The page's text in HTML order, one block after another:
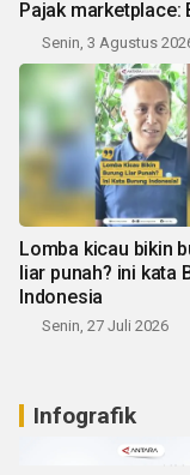
Pajak marketplace:
Senin, 3 Agustus
Lomba kicau bikin
liar punah? ini kata
Indonesia
Senin, 27 Juli 2026
Infografik